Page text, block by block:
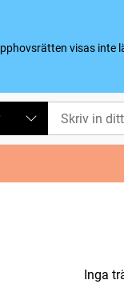
visas inte
Inga